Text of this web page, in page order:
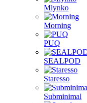
Mlynko
Morning
PUQ
SEALPOD
Staresso
Subminimal